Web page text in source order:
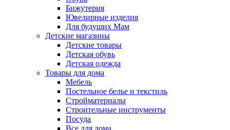
Бижутерия
Ювелирные изделия
Для будущих Мам
Детские магазины
Детские товары
Детская обувь
Детская одежда
Товары для дома
Мебель
Постельное белье и текстиль
Стройматериалы
Строительные инструменты
Посуда
Все для дома